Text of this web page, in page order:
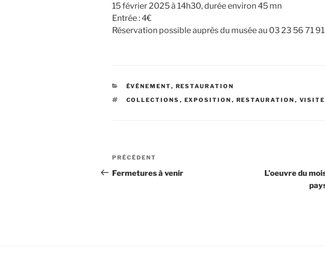
15 février 2025 à 14h30, durée environ 45 mn
Entrée : 4€
Réservation possible auprès du musée au 03 23 56 71 91
CATÉGORIES
ÉVÉNEMENT, RESTAURATION
ÉTIQUETTES
COLLECTIONS , EXPOSITION , RESTAURATION , VISITE
Navigation
de
Article
précédent
PRÉCÉDENT
Fermetures à venir
L’oeuvre du